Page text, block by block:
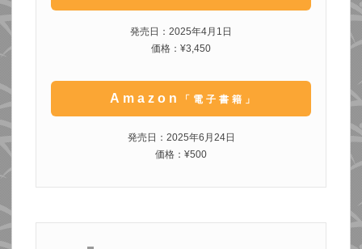
発売日：2025年4月1日
価格：¥3,450
Amazon 「電子書籍」
発売日：2025年6月24日
価格：¥500